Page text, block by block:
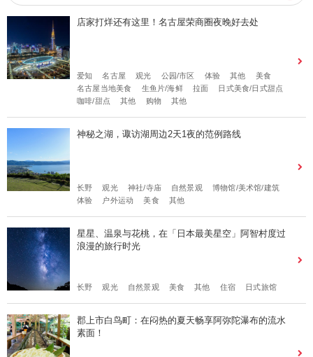
店家打烊还有这里！名古屋荣商圈夜晚好去处
爱知 名古屋 观光 公园/市区 体验 其他
美食
名古屋当地美食
生鱼片/海鲜 拉面
日式美食/日式甜点
咖啡/甜点
其他 购物 其他
神秘之湖，诹访湖周边2天1夜的范例路线
长野 观光 神社/寺庙 自然景观
博物馆/美术馆/建筑
体验
户外运动 美食 其他
星星、温泉与花桃，在「日本最美星空」阿智村度过
浪漫的旅行时光
长野 观光 自然景观 美食 其他 住宿 日式旅馆
郡上市白鸟町：在闷热的夏天畅享阿弥陀瀑布的流水
素面！